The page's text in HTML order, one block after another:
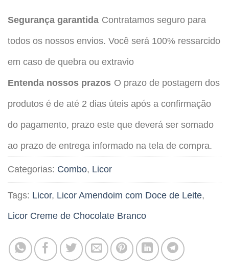
Segurança garantida Contratamos seguro para
todos os nossos envios. Você será 100% ressarcido
em caso de quebra ou extravio
Entenda nossos prazos O prazo de postagem dos
produtos é de até 2 dias úteis após a confirmação
do pagamento, prazo este que deverá ser somado
ao prazo de entrega informado na tela de compra.
Categorias: Combo, Licor
Tags: Licor, Licor Amendoim com Doce de Leite,
Licor Creme de Chocolate Branco